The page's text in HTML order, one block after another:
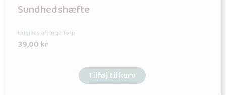
Sundhedshæfte
Udgives af: Inge Torp
39,00kr
Tilføj til kurv